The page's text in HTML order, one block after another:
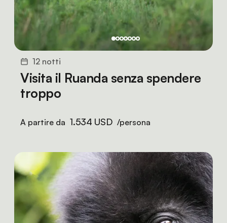
12 notti
Visita il Ruanda senza spendere
troppo
A partire da 1.534 USD /persona